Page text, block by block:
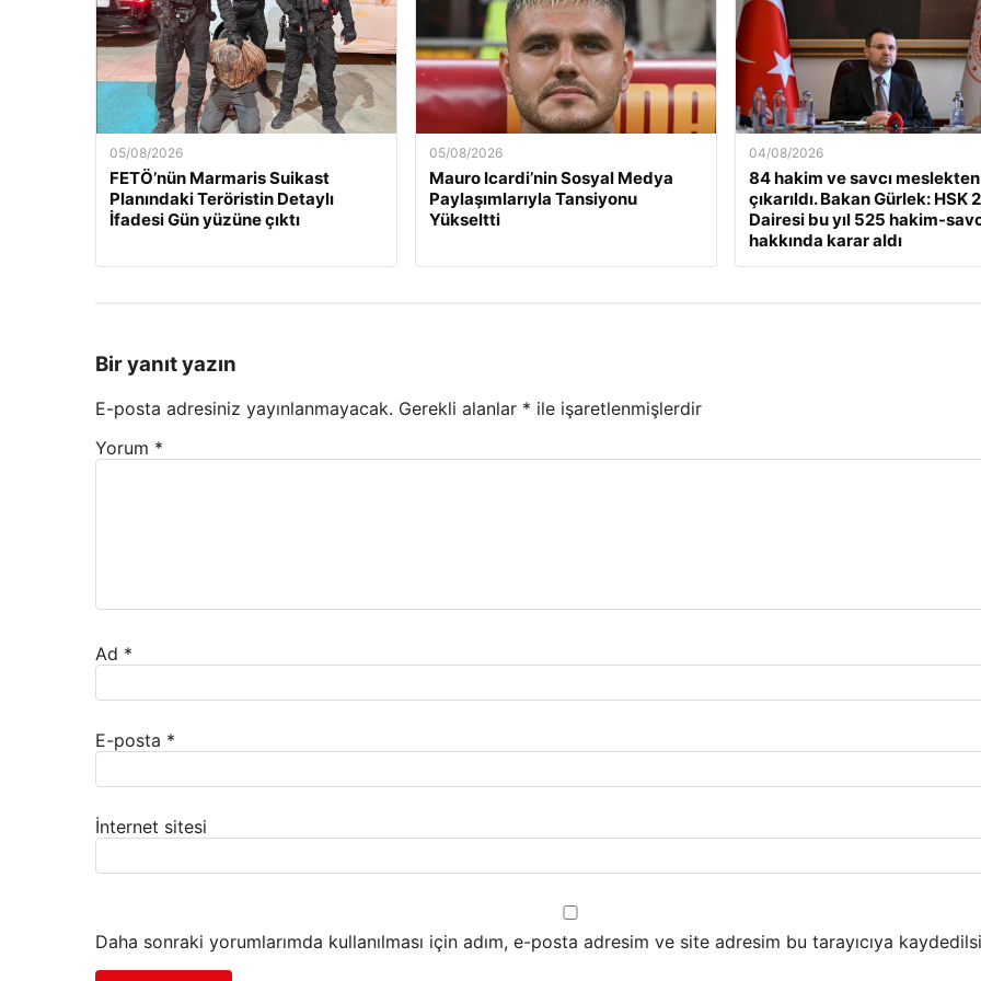
05/08/2026
FETÖ’nün Marmaris Suikast
Planındaki Teröristin Detaylı
İfadesi Gün yüzüne çıktı
05/08/2026
Mauro Icardi’nin Sosyal Medya
Paylaşımlarıyla Tansiyonu
Yükseltti
04/08/2026
84 hakim ve savcı meslekten
çıkarıldı. Bakan Gürlek: HSK
Dairesi bu yıl 525 hakim-
hakkında karar aldı
Bir yanıt yazın
E-posta adresiniz yayınlanmayacak. Gerekli alanlar * ile işaretlenmişlerdir
Yorum *
Ad *
E-posta *
İnternet sitesi
Daha sonraki yorumlarımda kullanılması için adım, e-posta adresim ve site adresim bu tarayıcıya